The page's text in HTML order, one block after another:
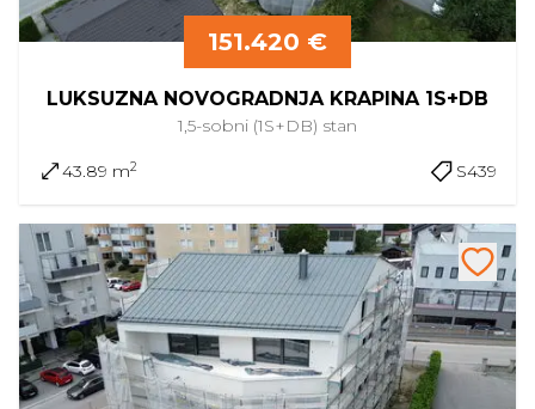
151.420 €
LUKSUZNA NOVOGRADNJA KRAPINA 1S+DB
1,5-sobni (1S+DB) stan
43.89 m2 S439